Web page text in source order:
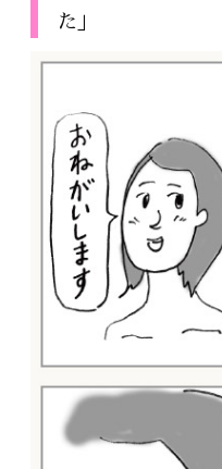
た」